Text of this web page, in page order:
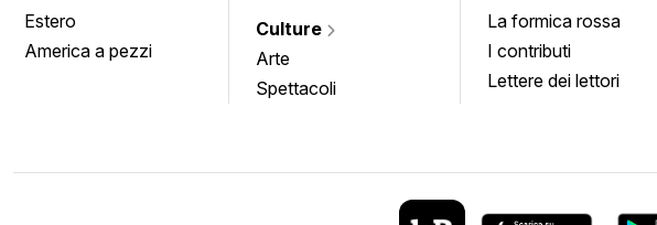
Estero
America a pezzi
Culture
Arte
Spettacoli
La formica rossa
I contributi
Lettere dei lettori